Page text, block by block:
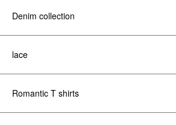
Denim collection
lace
Romantic T shirts